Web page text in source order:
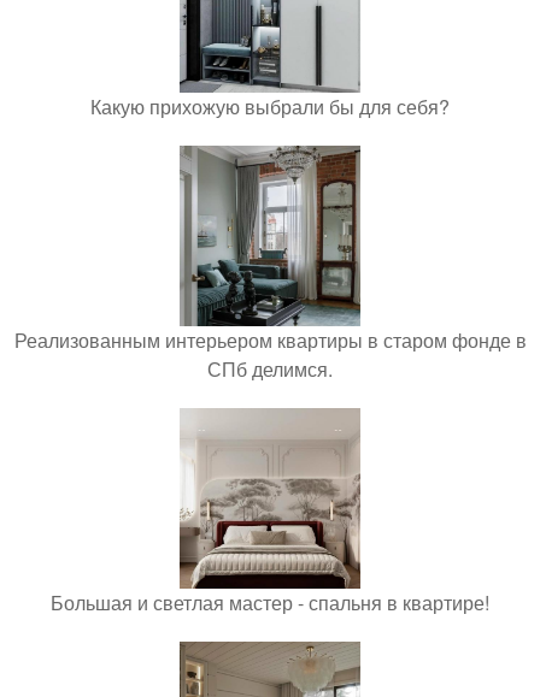
Какую прихожую выбрали бы для себя?
Реализованным интерьером квартиры в старом фонде в
СПб делимся.
Большая и светлая мастер - спальня в квартире!